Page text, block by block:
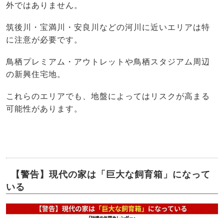
外ではありません。
筑後川・宝満川・安良川などの河川に近いエリアは特
に注意が必要です。
鳥栖プレミアム・アウトレットや鳥栖スタジアム周辺
の新興住宅地。
これらのエリアでも、地盤によってはリスクが高まる
可能性があります。
【警告】現代の家は「巨大な飼育箱」になって
いる